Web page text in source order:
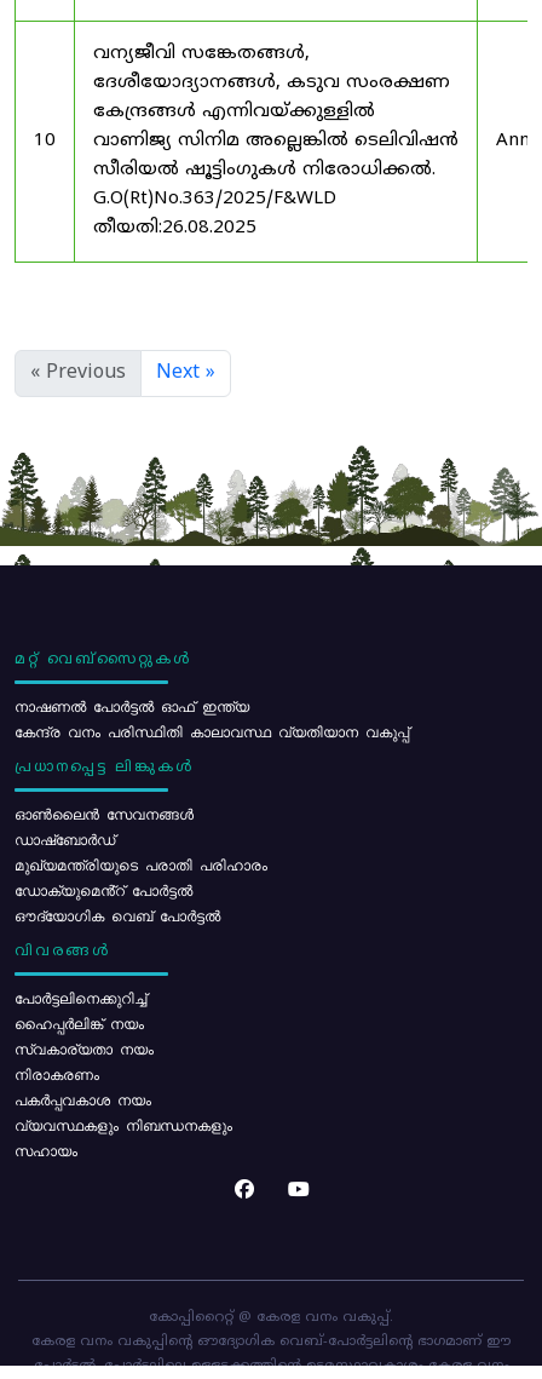
10
വന്യജീവി സങ്കേതങ്ങൾ,
ദേശീയോദ്യാനങ്ങൾ, കടുവ സംരക്ഷണ
കേന്ദ്രങ്ങൾ എന്നിവയ്ക്കുള്ളിൽ
വാണിജ്യ സിനിമ അല്ലെങ്കിൽ ടെലിവിഷൻ
സീരിയൽ ഷൂട്ടിംഗുകൾ നിരോധിക്കൽ.
G.O(Rt)No.363/2025/F&WLD
തീയതി:26.08.2025
« Previous Next »
മറ്റ് വെബ്സൈറ്റുകൾ
നാഷണൽ പോർട്ടൽ ഓഫ് ഇന്ത്യ
കേന്ദ്ര വനം പരിസ്ഥിതി കാലാവസ്ഥ വ്യതിയാന വകുപ്പ്
പ്രധാനപ്പെട്ട ലിങ്കുകൾ
ഓൺലൈൻ സേവനങ്ങൾ
ഡാഷ്ബോർഡ്
മുഖ്യമന്ത്രിയുടെ പരാതി പരിഹാരം
ഡോക്യുമെൻ്റ് പോർട്ടൽ
ഔദ്യോഗിക വെബ് പോർട്ടൽ
വിവരങ്ങൾ
പോര്‍ട്ടലിനെക്കുറിച്ച്
ഹൈപ്പർലിങ്ക് നയം
സ്വകാര്യതാ നയം
നിരാകരണം
പകർപ്പവകാശ നയം
വ്യവസ്ഥകളും നിബന്ധനകളും
സഹായം
കോപ്പിറൈറ്റ് @ കേരള വനം വകുപ്പ്.
കേരള വനം വകുപ്പിന്റെ ഔദ്യോഗിക വെബ്-പോർട്ടലിന്റെ ഭാഗമാണ് ഈ
പോർട്ടൽ. പോർട്ടലിലെ ഉള്ളടക്കത്തിന്റെ ഉടമസ്ഥാവകാശം കേരള വനം